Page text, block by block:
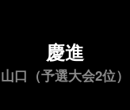
慶進
山口（予選大会2位）